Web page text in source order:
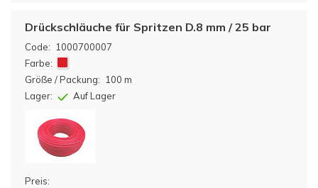
Code: 1000700007
Drückschläuche für Spritzen D.8 mm / 25 bar
Farbe:
Größe / Packung: 100 m
Lager:
Auf Lager
Preis: